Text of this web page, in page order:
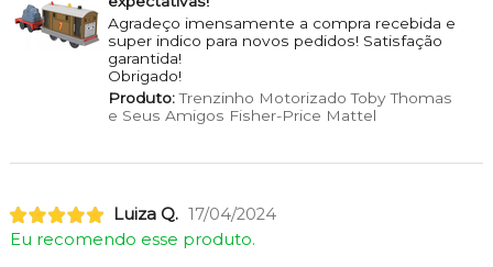
Agradeço imensamente a compra recebida e
super indico para novos pedidos! Satisfação
garantida!
Obrigado!
Produto:Trenzinho Motorizado Toby Thomas
e Seus Amigos Fisher-Price Mattel
Luiza Q. 17/04/2024
Eu recomendo esse produto.